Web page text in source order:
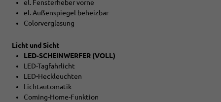
el. Fensterheber vorne
el. Außenspiegel beheizbar
Colorverglasung
Licht und Sicht
LED-SCHEINWERFER (VOLL)
LED-Tagfahrlicht
LED-Heckleuchten
Lichtautomatik
Coming-Home-Funktion